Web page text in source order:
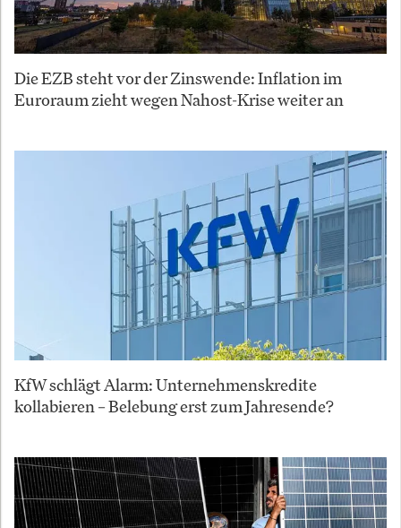
Die EZB steht vor der Zinswende: Inflation im
Euroraum zieht wegen Nahost-Krise weiter an
KfW schlägt Alarm: Unternehmenskredite
kollabieren – Belebung erst zum Jahresende?